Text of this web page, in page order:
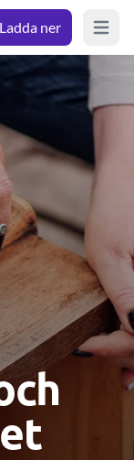
Ladda ner Open